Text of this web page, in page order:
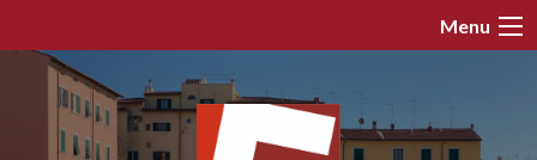
content
Menu